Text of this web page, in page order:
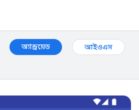
অ্যান্ড্রয়েড
আইওএস